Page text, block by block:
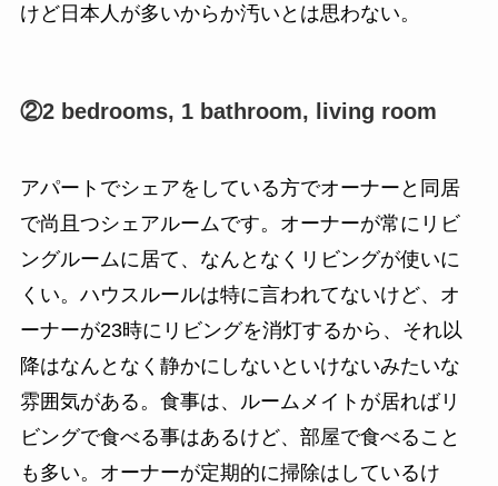
けど日本人が多いからか汚いとは思わない。
②2 bedrooms, 1 bathroom, living room
アパートでシェアをしている方でオーナーと同居
で尚且つシェアルームです。オーナーが常にリビ
ングルームに居て、なんとなくリビングが使いに
くい。ハウスルールは特に言われてないけど、オ
ーナーが23時にリビングを消灯するから、それ以
降はなんとなく静かにしないといけないみたいな
雰囲気がある。食事は、ルームメイトが居ればリ
ビングで食べる事はあるけど、部屋で食べること
も多い。オーナーが定期的に掃除はしているけ